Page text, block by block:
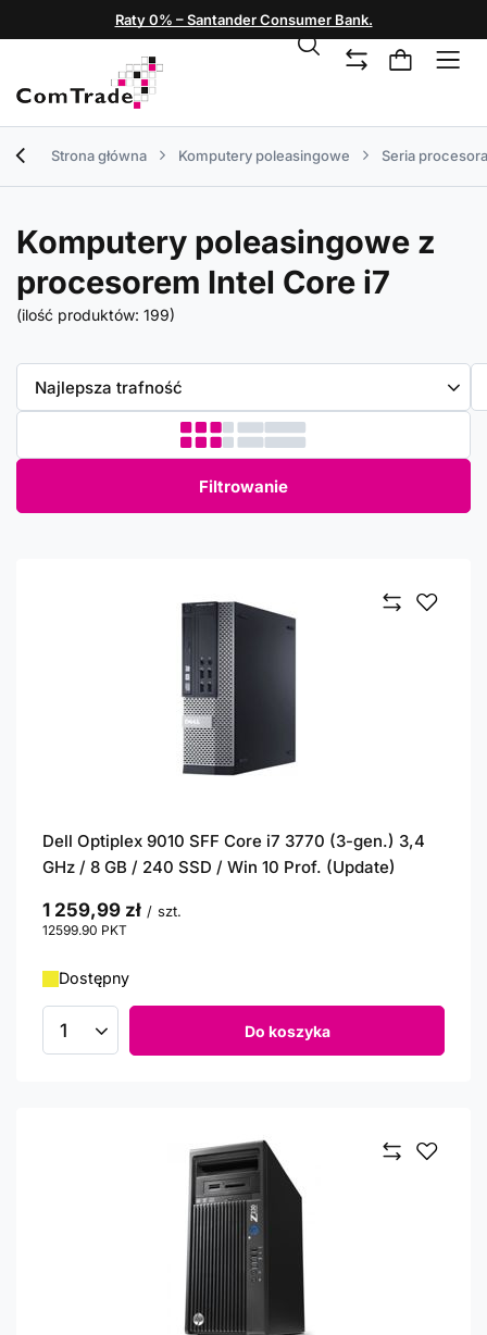
Raty 0% – Santander Consumer Bank.
Strona główna Komputery poleasingowe Seria procesora
Komputery poleasingowe z
procesorem Intel Core i7
(ilość produktów: 199)
Zmień sortowanie
Najlepsza trafność
Filtrowanie
Dell Optiplex 9010 SFF Core i7 3770 (3-gen.) 3,4
GHz / 8 GB / 240 SSD / Win 10 Prof. (Update)
1 259,99 zł / szt.
12599.90 PKT
Dostępny
Ilość produktów Do koszyka